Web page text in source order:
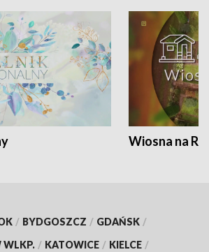
Wiosna na
/ BYDGOSZCZ / GDAŃSK /
WLKP. / KATOWICE / KIELCE /